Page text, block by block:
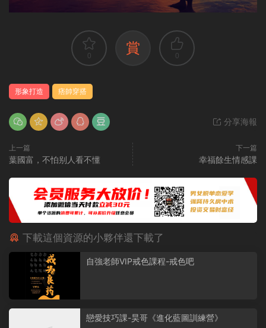
0 賞 0
形象打造 痞帥穿搭
分享海報
上一篇
葉國富，不怕别人看不懂
下一篇
幸福餘生情感課
下載這個資源的小夥伴還下載了
自強老師VIP戒色課程-戒色吧
戀愛技巧課-昊哥《進化藍圖訓練營》